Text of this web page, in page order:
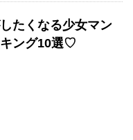
たくなる少女マン
ング10選♡